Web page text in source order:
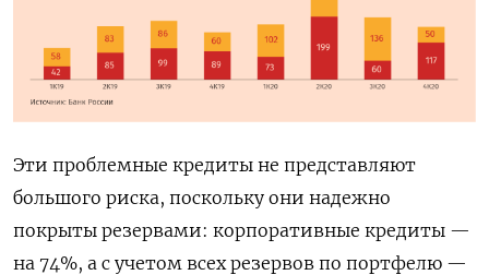
Эти проблемные кредиты не представляют
большого риска, поскольку они надежно
покрыты резервами: корпоративные кредиты —
на 74%, а с учетом всех резервов по портфелю —